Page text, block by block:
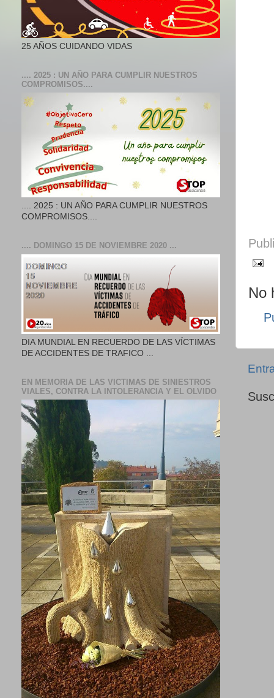
No
25 AÑOS CUIDANDO VIDAS
.... 2025 : UN AÑO PARA CUMPLIR NUESTROS
COMPROMISOS....
.... 2025 : UN AÑO PARA CUMPLIR NUESTROS
COMPROMISOS....
.... DOMINGO 15 DE NOVIEMBRE 2020 ...
DIA MUNDIAL EN RECUERDO DE LAS VÍCTIMAS
DE ACCIDENTES DE TRAFICO ...
EN MEMORIA DE LAS VICTIMAS DE SINIESTROS
VIALES, CONTRA LA INTOLERANCIA Y EL OLVIDO